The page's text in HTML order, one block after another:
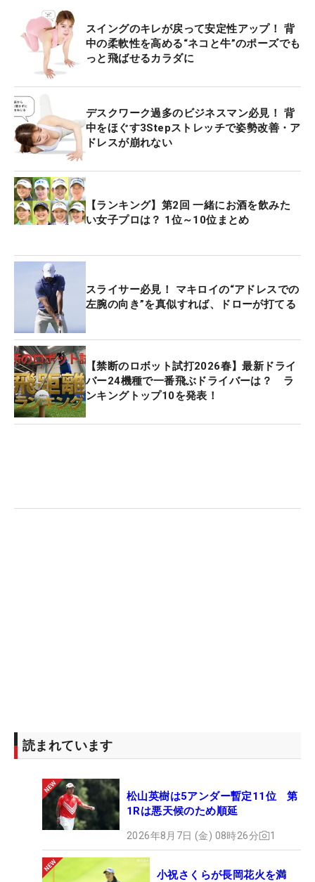
スイングのキレが戻って安定性アップ！ 背
中の柔軟性を高める“ネコと牛”のポーズでも
っと飛ばせるカラダに
デスクワーク過多のビジネスマン必見！ 背
中をほぐす3Stepストレッチで姿勢改善・ア
ドレスが崩れない
【ランキング】第2回 一緒にお酒を飲みた
い女子プロは？ 1位～10位まとめ
スライサー必見！ マキロイの“アドレスでの
左腕の向き”を真似すれば、ドローが打てる
【禁断のロボット試打2026春】最新ドライ
バー24機種で一番飛ぶドライバーは？ ラ
ンキングトップ10を発表！
読まれています
松山英樹は5アンダー暫定11位 第
1Rは悪天候のため順延
2026年8月7日 (金) 08時26分 1
小祝さくらが長岡花火を満